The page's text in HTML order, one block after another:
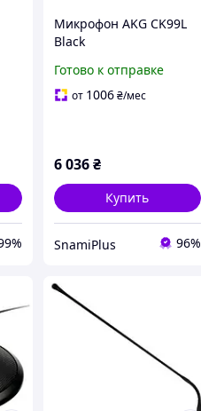
Микрофон AKG CK99L
Black
Готово к отправке
от 1006₴/мес
6 036₴
Купить
SnamiPlus 96%